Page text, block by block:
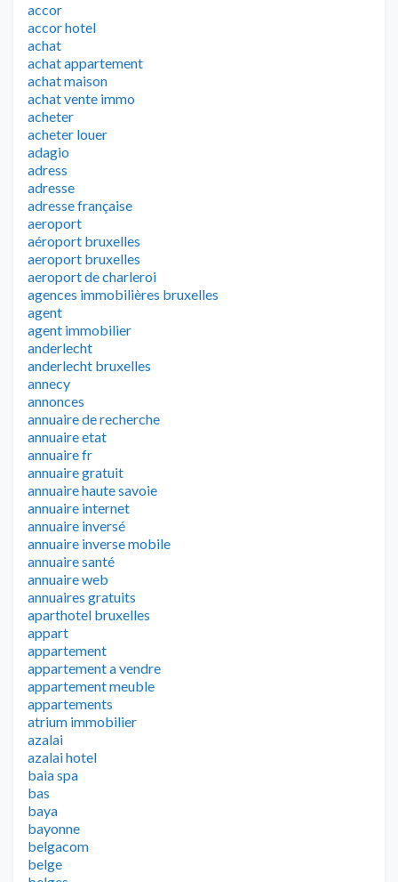
accor
accor hotel
achat
achat appartement
achat maison
achat vente immo
acheter
acheter louer
adagio
adress
adresse
adresse française
aeroport
aéroport bruxelles
aeroport bruxelles
aeroport de charleroi
agences immobilières bruxelles
agent
agent immobilier
anderlecht
anderlecht bruxelles
annecy
annonces
annuaire de recherche
annuaire etat
annuaire fr
annuaire gratuit
annuaire haute savoie
annuaire internet
annuaire inversé
annuaire inverse mobile
annuaire santé
annuaire web
annuaires gratuits
aparthotel bruxelles
appart
appartement
appartement a vendre
appartement meuble
appartements
atrium immobilier
azalai
azalai hotel
baia spa
bas
baya
bayonne
belgacom
belge